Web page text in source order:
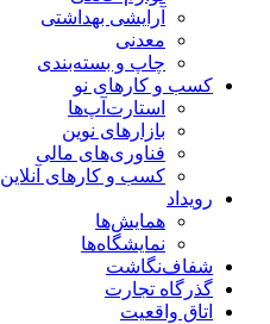
آرایشی بهداشتی
معدنی
چاپ و بسته‌بندی
کسب و کارهای نو
استارت‌آپ‌ها
بازارهای نوین
فناوری‌های مالی
کسب و کارهای آنلاین
رویداد
همایش‌ها
نمایشگاه‌ها
شفاف‌نگاشت
گذرگاه تجارت
اتاق واقعیت